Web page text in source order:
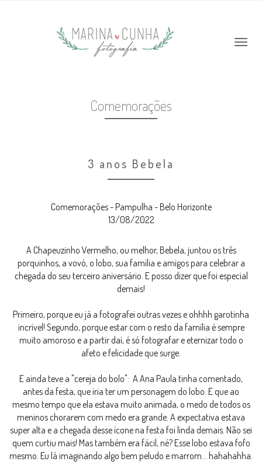
Comemorações
3 anos Bebela
Comemorações - Pampulha - Belo Horizonte
13/08/2022
A Chapeuzinho Vermelho, ou melhor, Bebela, juntou os três
porquinhos, a vovó, o lobo, sua família e amigos para celebrar a
chegada do seu terceiro aniversário. E posso dizer que foi especial
demais!
Primeiro, porque eu já a fotografei outras vezes e ohhhh garotinha
incrível! Segundo, porque estar com o resto da família é sempre
muito amoroso e a partir daí, é só fotografar e eternizar todo o
afeto e felicidade que surge.
E ainda teve a "cereja do bolo": A Ana Paula tinha comentado,
antes da festa, que iria ter um personagem do lobo. E que ao
mesmo tempo que ela estava muito animada, o medo de todos os
meninos chorarem com medo era grande. A expectativa estava
super alta e a chegada desse ícone na festa foi linda demais. Não sei
quem curtiu mais! Mas também era fácil, né? Esse lobo estava fofo
mesmo. Eu lá imaginando algo bem peludo e marrom... hahahahha.